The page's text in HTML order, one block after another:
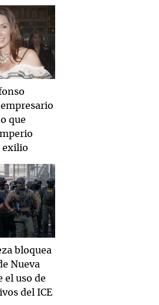
que
exilio
bloquea
Nueva
el uso de
del ICE